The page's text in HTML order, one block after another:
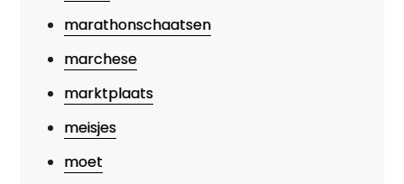
marathonschaatsen
marchese
marktplaats
meisjes
moet